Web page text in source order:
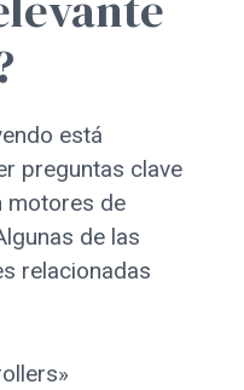
está
preguntas clave
motores de
de las
relacionadas